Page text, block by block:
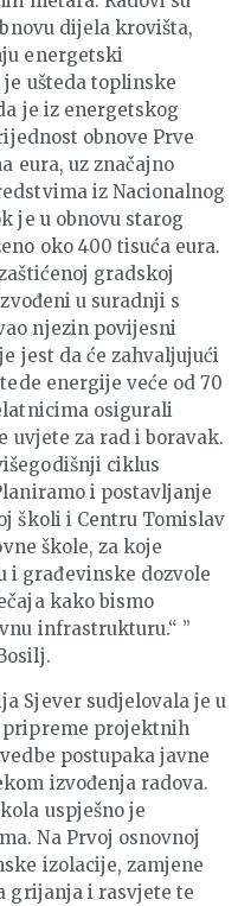
dijela krovišta,
energetski
ušteda toplinske
je iz energetskog
obnove Prve
eura, uz značajno
iz Nacionalnog
je u obnovu starog
oko 400 tisuća eura.
gradskoj
u suradnji s
njezin povijesni
jest da će zahvaljujući
energije veće od 70
osigurali
za rad i boravak.
ciklus
i postavljanje
školi i Centru Tomislav
škole, za koje
i građevinske dozvole
kako bismo
infrastrukturu.“ ”
Sjever sudjelovala je u
pripreme projektnih
postupaka javne
izvođenja radova.
uspješno je
Na Prvoj osnovnoj
izolacije, zamjene
grijanja i rasvjete te